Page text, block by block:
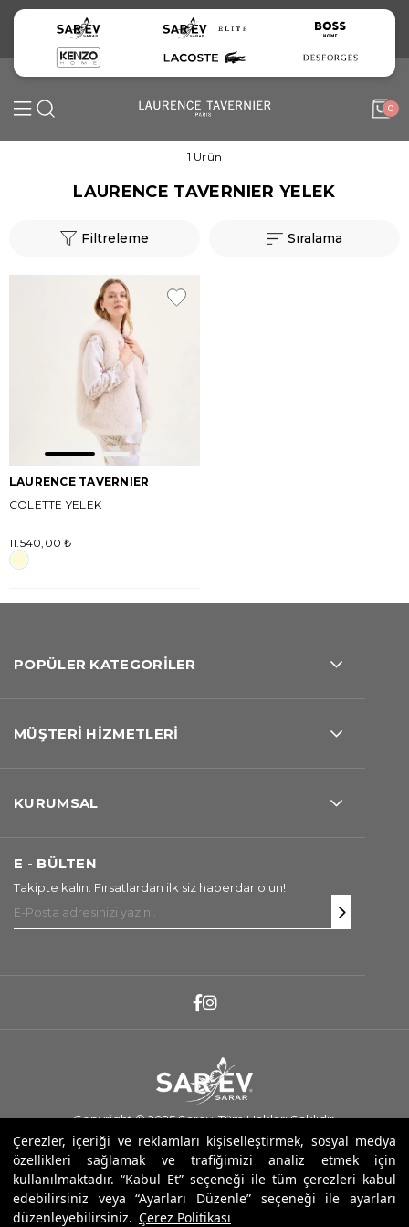
Çerezler, içeriği ve reklamları kişiselleştirmek, sosyal medya
özellikleri sağlamak ve trafiğimizi analiz etmek için
kullanılmaktadır. “Kabul Et” seçeneği ile tüm çerezleri kabul
edebilirsiniz veya “Ayarları Düzenle” seçeneği ile ayarları
düzenleyebilirsiniz. Çerez Politikası
0
1 Ürün
LAURENCE TAVERNIER YELEK
Filtreleme Sıralama
LAURENCE TAVERNIER
COLETTE YELEK
11.540,00 ₺
POPÜLER KATEGORİLER
MÜŞTERİ HİZMETLERİ
KURUMSAL
E - BÜLTEN
Takipte kalın. Fırsatlardan ilk siz haberdar olun!
Copyright ® 2025 Sarev. Tüm Hakları Saklıdır.